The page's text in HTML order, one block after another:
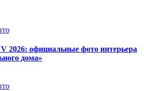
2026: официальные фото интерьера
дома»